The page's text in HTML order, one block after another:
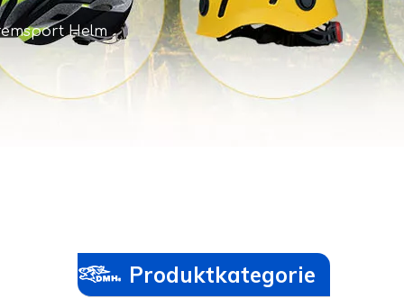
Helm
Produktkategorie